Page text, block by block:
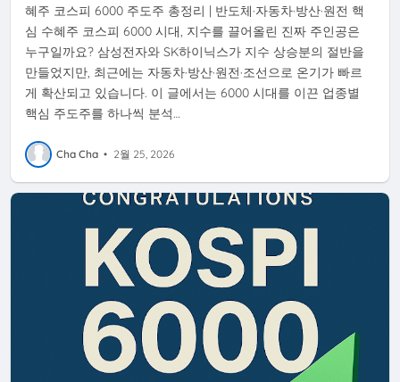
혜주 코스피 6000 주도주 총정리 | 반도체·자동차·방산·원전 핵
심 수혜주 코스피 6000 시대, 지수를 끌어올린 진짜 주인공은
누구일까요? 삼성전자와 SK하이닉스가 지수 상승분의 절반을
만들었지만, 최근에는 자동차·방산·원전·조선으로 온기가 빠르
게 확산되고 있습니다. 이 글에서는 6000 시대를 이끈 업종별
핵심 주도주를 하나씩 분석…
Cha Cha • 2월 25, 2026